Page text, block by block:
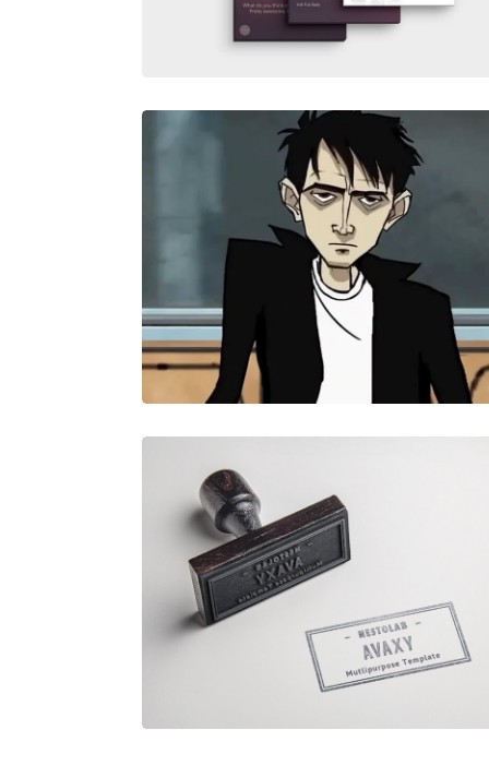
JAM RADIO
PINCHED